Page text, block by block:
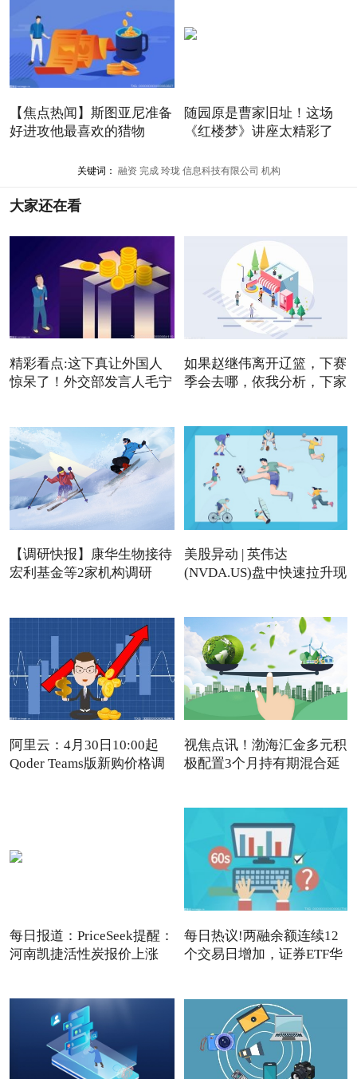
【焦点热闻】斯图亚尼准备
好进攻他最喜欢的猎物
随园原是曹家旧址！这场
《红楼梦》讲座太精彩了
关键词： 融资 完成 玲珑 信息科技有限公司 机构
大家还在看
精彩看点:这下真让外国人
惊呆了！外交部发言人毛宁
如果赵继伟离开辽篮，下赛
季会去哪，依我分析，下家
【调研快报】康华生物接待
宏利基金等2家机构调研
美股异动 | 英伟达
(NVDA.US)盘中快速拉升现
阿里云：4月30日10:00起
Qoder Teams版新购价格调
视焦点讯！渤海汇金多元积
极配置3个月持有期混合延
每日报道：PriceSeek提醒：
河南凯捷活性炭报价上涨
每日热议!两融余额连续12
个交易日增加，证券ETF华